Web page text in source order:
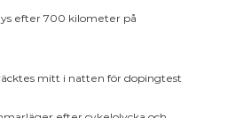
efter 700 kilometer på
mitt i natten för dopingtest